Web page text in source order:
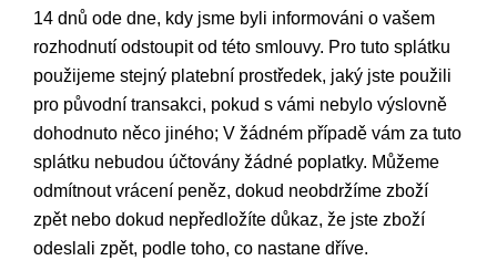
14 dnů ode dne, kdy jsme byli informováni o vašem
rozhodnutí odstoupit od této smlouvy. Pro tuto splátku
použijeme stejný platební prostředek, jaký jste použili
pro původní transakci, pokud s vámi nebylo výslovně
dohodnuto něco jiného; V žádném případě vám za tuto
splátku nebudou účtovány žádné poplatky. Můžeme
odmítnout vrácení peněz, dokud neobdržíme zboží
zpět nebo dokud nepředložíte důkaz, že jste zboží
odeslali zpět, podle toho, co nastane dříve.